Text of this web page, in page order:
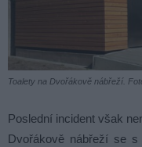
Toalety na Dvořákově nábřeží.
Poslední incident však
Dvořákově nábřeží se